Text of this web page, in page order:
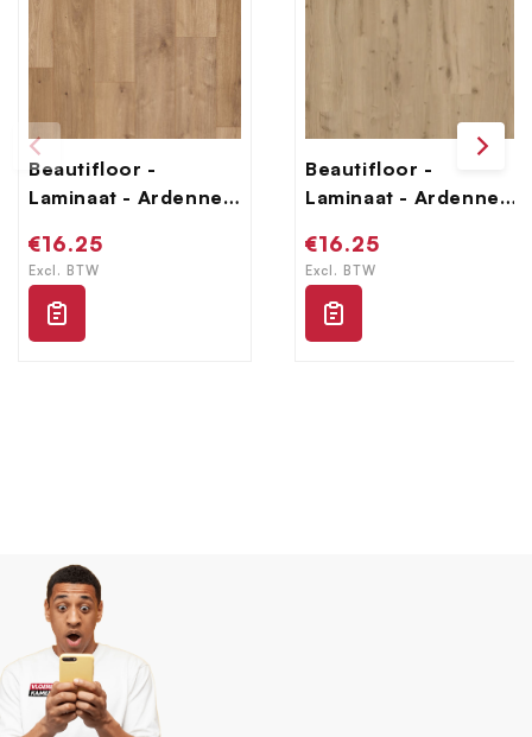
Beautifloor -
Laminaat - Ardennen
Normale
prijs
€16.25
Excl. BTW
Beautifloor -
Laminaat - Ardennen
Normale
prijs
€16.25
Excl. BTW